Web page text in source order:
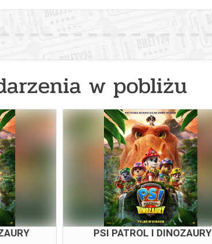
w pobliżu
PSI PATROL I DINOZAURY